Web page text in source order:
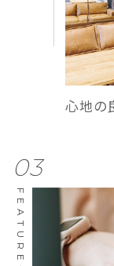
心地の
03
FEATURE